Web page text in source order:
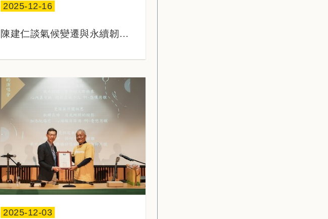
日期：
2025-12-16
陳建仁談氣候變遷與永續韌
責任
2025-12-03